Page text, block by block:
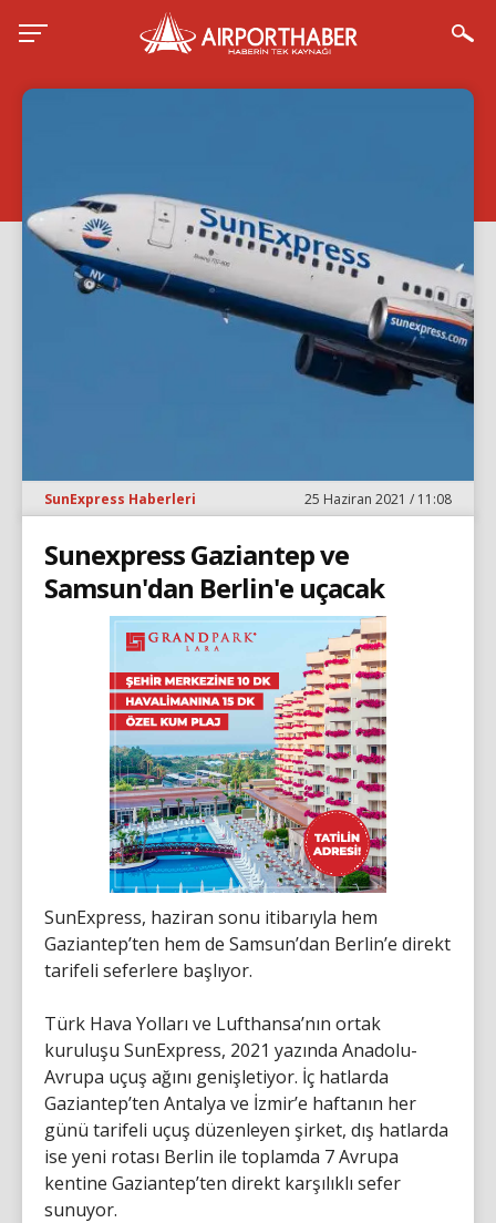
SunExpress Haberleri 25 Haziran 2021 / 11:08
Sunexpress Gaziantep ve
Samsun'dan Berlin'e uçacak
SunExpress, haziran sonu itibarıyla hem
Gaziantep’ten hem de Samsun’dan Berlin’e direkt
tarifeli seferlere başlıyor.
Türk Hava Yolları ve Lufthansa’nın ortak
kuruluşu SunExpress, 2021 yazında Anadolu-
Avrupa uçuş ağını genişletiyor. İç hatlarda
Gaziantep’ten Antalya ve İzmir’e haftanın her
günü tarifeli uçuş düzenleyen şirket, dış hatlarda
ise yeni rotası Berlin ile toplamda 7 Avrupa
kentine Gaziantep’ten direkt karşılıklı sefer
sunuyor.